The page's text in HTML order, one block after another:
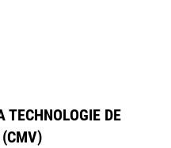
TECHNOLOGIE DE
(CMV)